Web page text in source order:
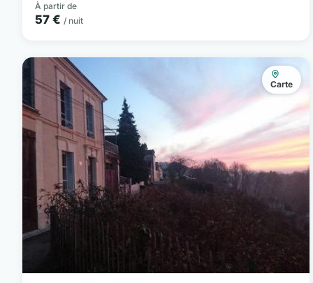
À partir de
57 € / nuit
Carte